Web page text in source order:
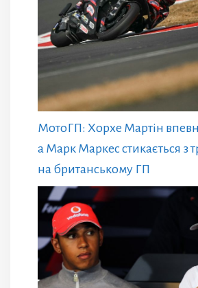
МотоГП: Хорхе Мартін
а Марк Маркес стикається з
на британському ГП